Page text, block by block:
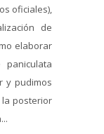
oficiales),
de
elaborar
y pudimos
posterior